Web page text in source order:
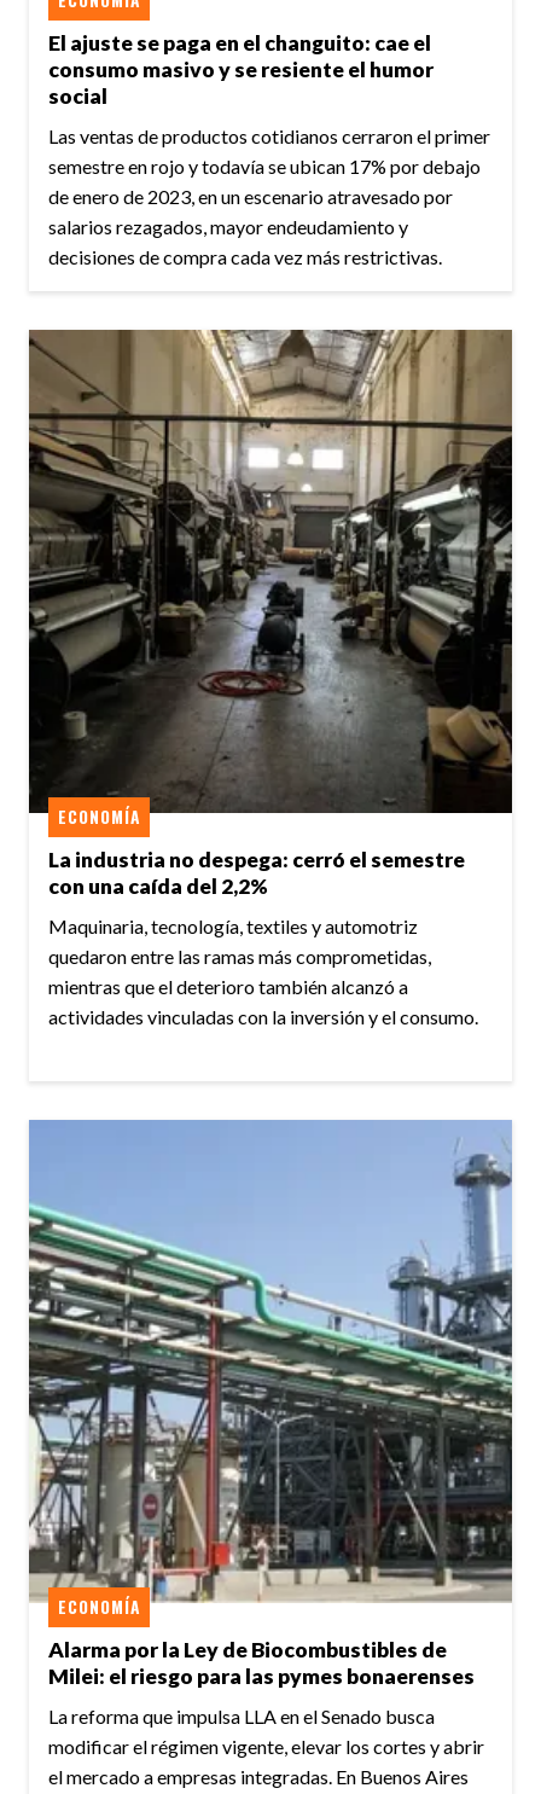
El ajuste se paga en el changuito: cae el
consumo masivo y se resiente el humor
social
Las ventas de productos cotidianos cerraron el primer
semestre en rojo y todavía se ubican 17% por debajo
de enero de 2023, en un escenario atravesado por
salarios rezagados, mayor endeudamiento y
decisiones de compra cada vez más restrictivas.
La industria no despega: cerró el semestre
con una caída del 2,2%
ECONOMÍA
Maquinaria, tecnología, textiles y automotriz
quedaron entre las ramas más comprometidas,
mientras que el deterioro también alcanzó a
actividades vinculadas con la inversión y el consumo.
Alarma por la Ley de Biocombustibles de
Milei: el riesgo para las pymes bonaerenses
ECONOMÍA
La reforma que impulsa LLA en el Senado busca
modificar el régimen vigente, elevar los cortes y abrir
el mercado a empresas integradas. En Buenos Aires